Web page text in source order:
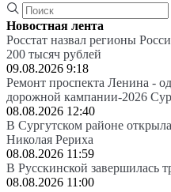
Новостная лента
Росстат назвал регионы
200 тысяч рублей
09.08.2026 9:18
Ремонт проспекта Ленина -
дорожной кампании-2026
08.08.2026 12:40
В Сургутском районе
Николая Рериха
08.08.2026 11:59
В Русскинской завершилась
08.08.2026 11:00